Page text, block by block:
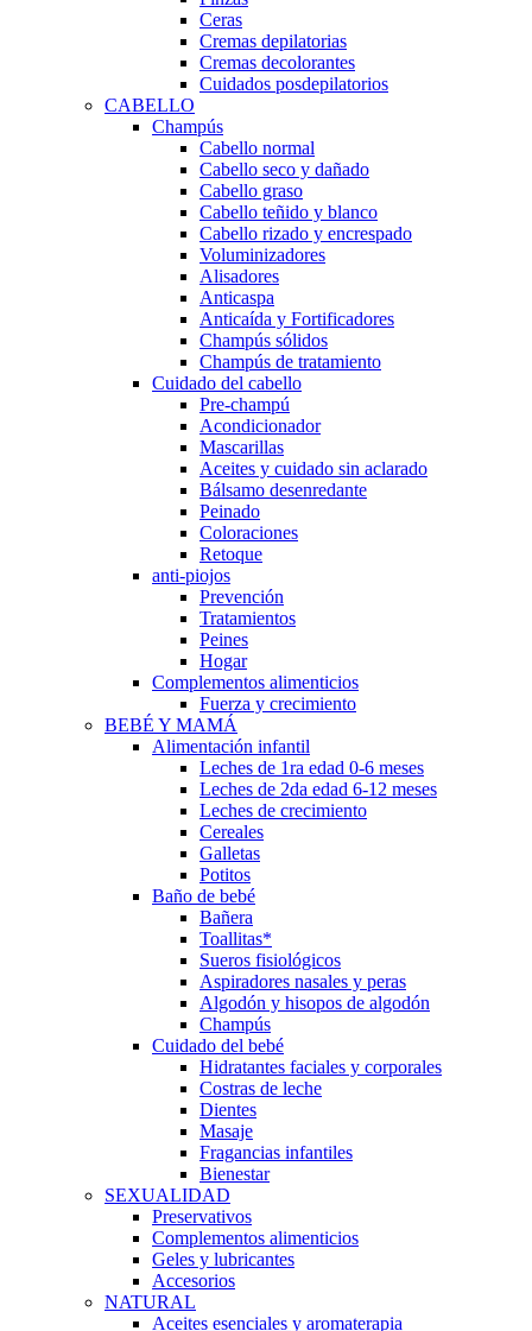
Ceras
Cremas depilatorias
Cremas decolorantes
Cuidados posdepilatorios
CABELLO
Champús
Cabello normal
Cabello seco y dañado
Cabello graso
Cabello teñido y blanco
Cabello rizado y encrespado
Voluminizadores
Alisadores
Anticaspa
Anticaída y Fortificadores
Champús sólidos
Champús de tratamiento
Cuidado del cabello
Pre-champú
Acondicionador
Mascarillas
Aceites y cuidado sin aclarado
Bálsamo desenredante
Peinado
Coloraciones
Retoque
anti-piojos
Prevención
Tratamientos
Peines
Hogar
Complementos alimenticios
Fuerza y crecimiento
BEBÉ Y MAMÁ
Alimentación infantil
Leches de 1ra edad 0-6 meses
Leches de 2da edad 6-12 meses
Leches de crecimiento
Cereales
Galletas
Potitos
Baño de bebé
Bañera
Toallitas*
Sueros fisiológicos
Aspiradores nasales y peras
Algodón y hisopos de algodón
Champús
Cuidado del bebé
Hidratantes faciales y corporales
Costras de leche
Dientes
Masaje
Fragancias infantiles
Bienestar
SEXUALIDAD
Preservativos
Complementos alimenticios
Geles y lubricantes
Accesorios
NATURAL
Aceites esenciales y aromaterapia